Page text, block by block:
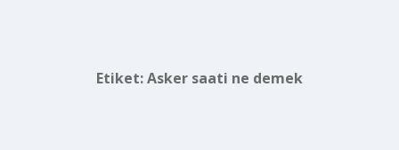
Etiket:Asker saati ne demek